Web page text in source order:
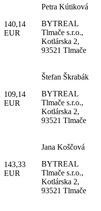
140,14
EUR
Petra Kútiková
BYTREAL
Tlmače s.r.o.,
Kotlárska 2,
93521 Tlmače
109,14
EUR
Štefan Škrabák
BYTREAL
Tlmače s.r.o.,
Kotlárska 2,
93521 Tlmače
143,33
EUR
Jana Koščová
BYTREAL
Tlmače s.r.o.,
Kotlárska 2,
93521 Tlmače